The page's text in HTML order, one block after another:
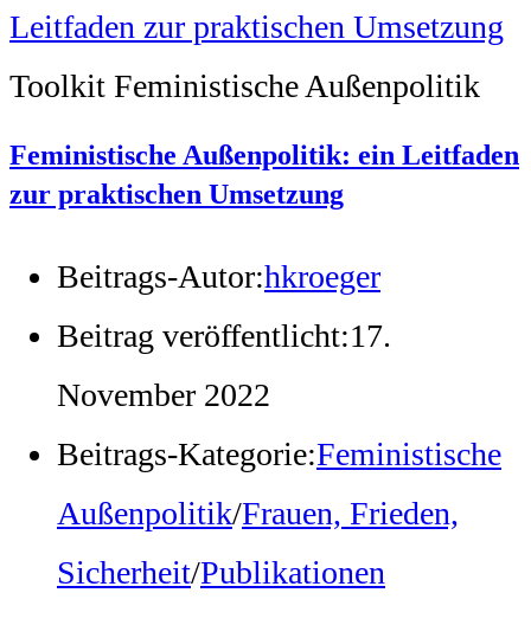
Toolkit Feministische Außenpolitik
Feministische Außenpolitik: ein Leitfaden
zur praktischen Umsetzung
Beitrags-Autor:hkroeger
Beitrag veröffentlicht:17.
November 2022
Beitrags-Kategorie:Feministische
Außenpolitik/Frauen, Frieden,
Sicherheit/Publikationen